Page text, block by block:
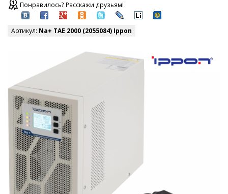
Понравилось? Расскажи друзьям!
Артикул: Na+ TAE 2000 (2055084) Ippon